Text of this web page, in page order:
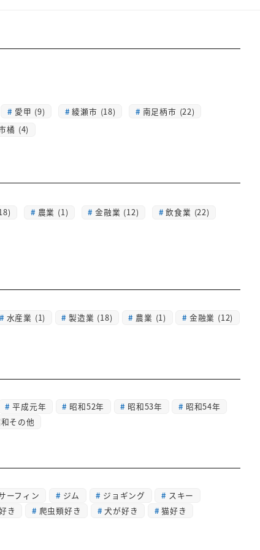
愛甲 (9) 綾瀬市 (18)
南足柄市 (22)
橘 (4)
農業 (1) 金融業 (12)
飲食業 (22)
水産業 (1) 製造業 (18) 農業 (1) 金融業 (12)
平成元年 昭和52年 昭和53年
昭和54年
その他
ーフィン ジム ジョギング
スキー
き 爬虫類好き 犬が好き
猫好き